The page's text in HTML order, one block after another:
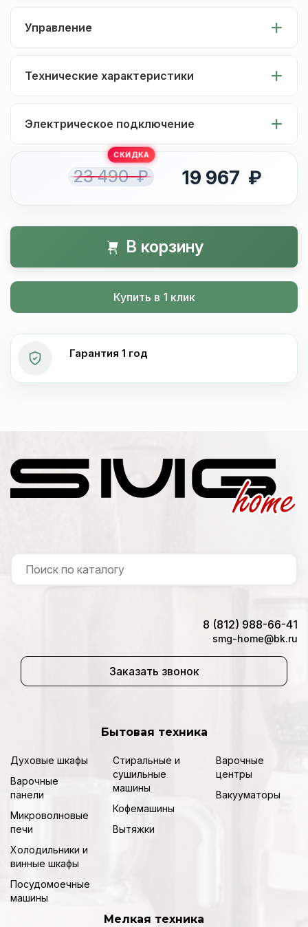
Управление
Технические характеристики
Электрическое подключение
23 490 ₽ 19 967 ₽
В корзину
Купить в 1 клик
Гарантия 1 год
8 (812) 988-66-41
smg-home@bk.ru
Заказать звонок
Бытовая техника
Духовые шкафы
Варочные
панели
Микроволновые
печи
Холодильники и
винные шкафы
Посудомоечные
машины
Стиральные и
сушильные
машины
Кофемашины
Вытяжки
Варочные
центры
Вакууматоры
Мелкая техника